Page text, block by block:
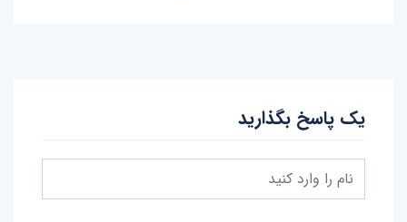
یک پاسخ بگذارید